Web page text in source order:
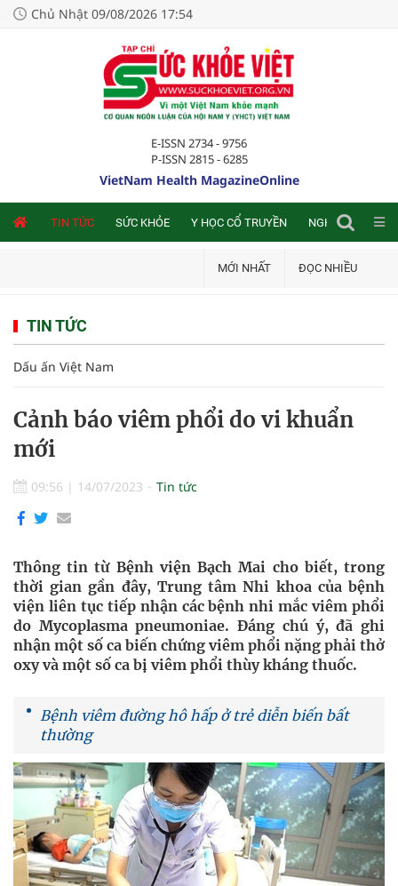
Chủ Nhật 09/08/2026 17:54
E-ISSN 2734 - 9756
P-ISSN 2815 - 6285
VietNam Health MagazineOnline
TIN TỨC SỨC KHỎE Y HỌC CỔ TRUYỀN NGHIÊN CỨU
MỚI NHẤT ĐỌC NHIỀU
TIN TỨC
Dấu ấn Việt Nam
Cảnh báo viêm phổi do vi khuẩn
mới
09:56 | 14/07/2023 Tin tức
Thông tin từ Bệnh viện Bạch Mai cho biết, trong
thời gian gần đây, Trung tâm Nhi khoa của bệnh
viện liên tục tiếp nhận các bệnh nhi mắc viêm phổi
do Mycoplasma pneumoniae. Đáng chú ý, đã ghi
nhận một số ca biến chứng viêm phổi nặng phải thở
oxy và một số ca bị viêm phổi thùy kháng thuốc.
Bệnh viêm đường hô hấp ở trẻ diễn biến bất
thường